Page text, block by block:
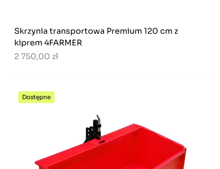
Skrzynia transportowa Premium 120 cm z
kiprem 4FARMER
2 750,00 zł
Dostępne